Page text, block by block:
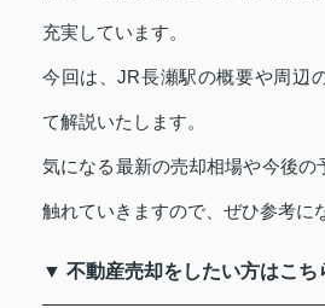
充実しています。
今回は、JR長瀬駅の概要や周辺
て解説いたします。
気になる最新の売却相場や今後の
触れていきますので、ぜひ参考に
▼ 不動産売却をしたい方はこ